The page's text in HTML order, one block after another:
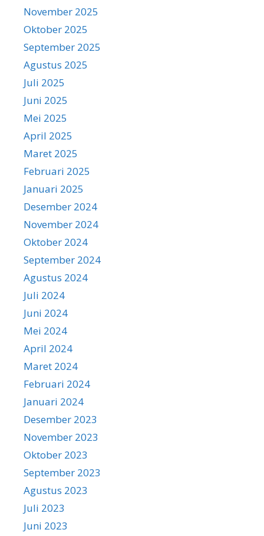
November 2025
Oktober 2025
September 2025
Agustus 2025
Juli 2025
Juni 2025
Mei 2025
April 2025
Maret 2025
Februari 2025
Januari 2025
Desember 2024
November 2024
Oktober 2024
September 2024
Agustus 2024
Juli 2024
Juni 2024
Mei 2024
April 2024
Maret 2024
Februari 2024
Januari 2024
Desember 2023
November 2023
Oktober 2023
September 2023
Agustus 2023
Juli 2023
Juni 2023